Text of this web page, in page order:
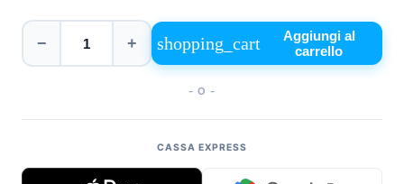
− + shopping_cart
Aggiungi al
carrello
- O -
CASSA EXPRESS